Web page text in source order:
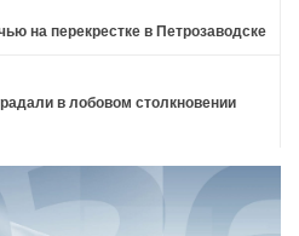
на перекрестке в Петрозаводске
в лобовом столкновении